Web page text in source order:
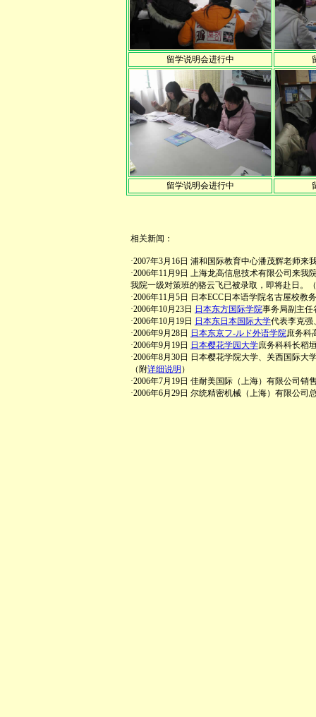
留学说明会进行中
留学说明会进行中
相关新闻：
·2007年3月16日 浦和国际教育中心潘茂辉老师来
·2006年11月9日 上海龙高信息技术有限公司来
我院一级对策班的骆云飞已被录取，即将赴日。
·2006年11月5日 日本ECC日本语学院名古屋校
·2006年10月23日 日本东方国际学院事务局副主任
·2006年10月19日 日本东日本国际大学代表李克强
·2006年9月28日 日本东京フ‐ルド外语学院庶务科
·2006年9月19日 日本樱花学园大学庶务科科长稻
·2006年8月30日 日本樱花学院大学、关西国际
（附详细说明 ）
·2006年7月19日 佳耐美国际（上海）有限公司
·2006年6月29日 尔统精密机械（上海）有限公